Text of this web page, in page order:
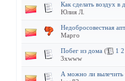
Как сделать воздух в
Юлия Л.
Недобросовестная
Марго
Побег из дома ( 1 2
3xwww
А можно ли вылечить